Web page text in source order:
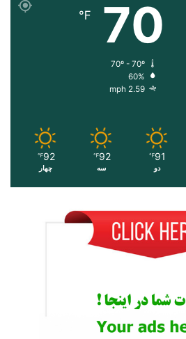
70
℉
60%
2.59 mph
91
℉
دو
92
℉
سه
92
℉
چهار